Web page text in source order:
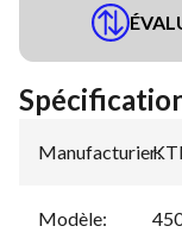
Manufacturier:
Modèle: